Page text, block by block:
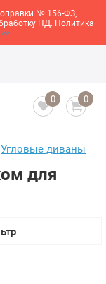
№ 156-ФЗ,
ПД. Политика
0 0
Угловые диваны
для